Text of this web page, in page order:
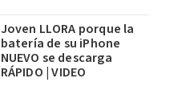
Joven LLORA porque la
batería de su iPhone
NUEVO se descarga
RÁPIDO | VIDEO